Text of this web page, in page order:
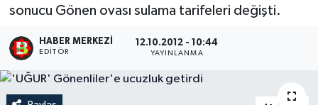
sonucu Gönen ovası sulama tarifeleri değişti.
HABER MERKEZI
EDITÖR
12.10.2012 - 10:44
YAYINLANMA